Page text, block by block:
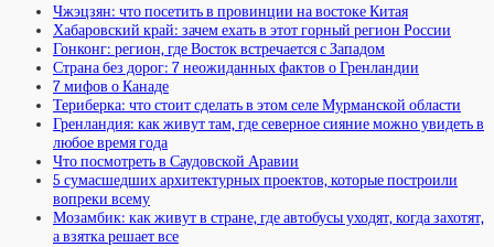
Чжэцзян: что посетить в провинции на востоке Китая
Хабаровский край: зачем ехать в этот горный регион России
Гонконг: регион, где Восток встречается с Западом
Страна без дорог: 7 неожиданных фактов о Гренландии
7 мифов о Канаде
Териберка: что стоит сделать в этом селе Мурманской области
Гренландия: как живут там, где северное сияние можно увидеть в
любое время года
Что посмотреть в Саудовской Аравии
5 сумасшедших архитектурных проектов, которые построили
вопреки всему
Мозамбик: как живут в стране, где автобусы уходят, когда захотят,
а взятка решает все